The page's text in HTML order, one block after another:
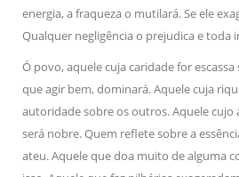
energia, a fraqueza o mutilará. Se ele
Qualquer negligência o prejudica e toda
Ó povo, aquele cuja caridade for
que agir bem, dominará. Aquele cuja
autoridade sobre os outros. Aquele
será nobre. Quem reflete sobre a
ateu. Aquele que doa muito de alguma